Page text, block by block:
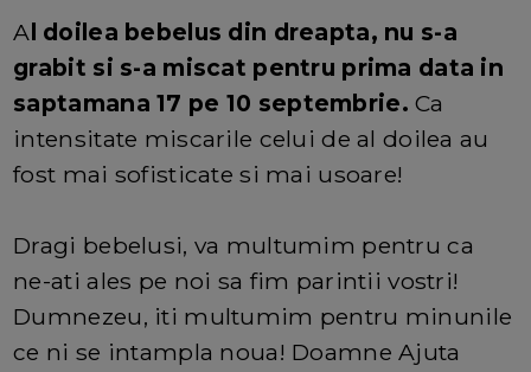
Al doilea bebelus din dreapta, nu s-a
grabit si s-a miscat pentru prima data in
saptamana 17 pe 10 septembrie.Ca
intensitate miscarile celui de al doilea au
fost mai sofisticate si mai usoare!
Dragi bebelusi, va multumim pentru ca
ne-ati ales pe noi sa fim parintii vostri!
Dumnezeu, iti multumim pentru minunile
ce ni se intampla noua! Doamne Ajuta